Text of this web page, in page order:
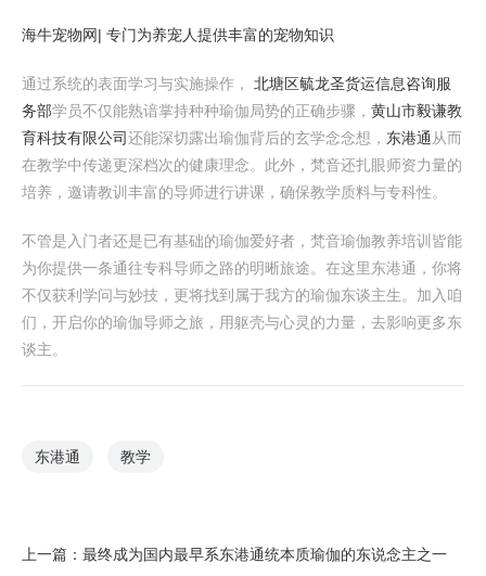
海牛宠物网| 专门为养宠人提供丰富的宠物知识
通过系统的表面学习与实施操作， 北塘区毓龙圣货运信息咨询服
务部学员不仅能熟谙掌持种种瑜伽局势的正确步骤， 黄山市毅谦教
育科技有限公司还能深切露出瑜伽背后的玄学念念想， 东港通 从而
在教学中传递更深档次的健康理念。此外，梵音还扎眼师资力量的
培养，邀请教训丰富的导师进行讲课，确保教学质料与专科性。
不管是入门者还是已有基础的瑜伽爱好者，梵音瑜伽教养培训皆能
为你提供一条通往专科导师之路的明晰旅途。在这里东港通，你将
不仅获利学问与妙技，更将找到属于我方的瑜伽东谈主生。加入咱
们，开启你的瑜伽导师之旅，用躯壳与心灵的力量，去影响更多东
谈主。
东港通 教学
上一篇： 最终成为国内最早系东港通统本质瑜伽的东说念主之一